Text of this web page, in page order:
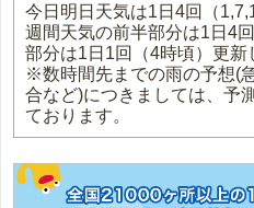
今日明日天気は1日4回（
週間天気の前半部分は1日4
部分は1日1回（4時頃）更新
※数時間先までの雨の予想(
合など)につきましては、予
ております。